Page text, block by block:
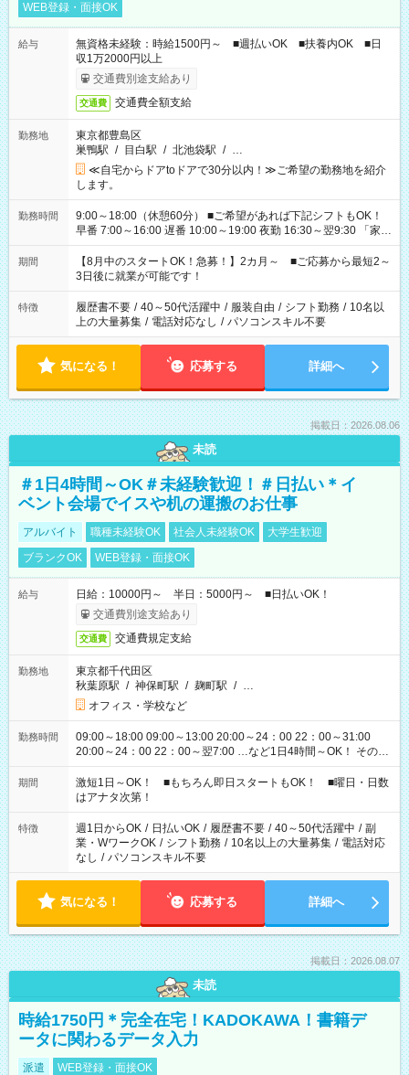
WEB登録・面接OK
給与
無資格未経験：時給1500円～ ■週払いOK ■扶養内OK ■日
収1万2000円以上
交通費別途支給あり
交通費 交通費全額支給
勤務地
東京都豊島区
巣鴨駅 / 目白駅 / 北池袋駅 / …
≪自宅からドアtoドアで30分以内！≫ご希望の勤務地を紹介
します。
勤務時間
9:00～18:00（休憩60分） ■ご希望があれば下記シフトもOK！
早番 7:00～16:00 遅番 10:00～19:00 夜勤 16:30～翌9:30 「家族
と休みを合わせたい」 「余裕を持って夕飯の準備がしたい」
「できれば残業はしたくない」 など、ご希望を教えてください
ね。 ※Wワーク希望の方へ 今ご覧のお仕事で希望する勤務時間
と、もう1つのお仕事の勤務時間。 合計で週40時間を超える場
合は応募できません。
期間
【8月中のスタートOK！急募！】2カ月～ ■ご応募から最短2～
3日後に就業が可能です！
特徴 履歴書不要 / 40～50代活躍中 / 服装自由 / シフト勤務 / 10名以
上の大量募集 / 電話対応なし / パソコンスキル不要
気になる！ 応募する 詳細へ
掲載日：2026.08.06
未読
＃1日4時間～OK＃未経験歓迎！＃日払い＊イ
ベント会場でイスや机の運搬のお仕事
アルバイト 職種未経験OK 社会人未経験OK
大学生歓迎
ブランクOK
WEB登録・面接OK
給与
日給：10000円～ 半日：5000円～ ■日払いOK！
交通費別途支給あり
交通費 交通費規定支給
勤務地
東京都千代田区
秋葉原駅 / 神保町駅 / 麹町駅 / …
オフィス・学校など
勤務時間
09:00～18:00 09:00～13:00 20:00～24：00 22：00～31:00
20:00～24：00 22：00～翌7:00 …など1日4時間～OK！ その他
シフトもございます！ お気軽にご相談ください！
期間
激短1日～OK！ ■もちろん即日スタートもOK！ ■曜日・日数
はアナタ次第！
特徴 週1日からOK / 日払いOK / 履歴書不要 / 40～50代活躍中 / 副
業・WワークOK / シフト勤務 / 10名以上の大量募集 / 電話対応
なし / パソコンスキル不要
気になる！ 応募する 詳細へ
掲載日：2026.08.07
未読
時給1750円＊完全在宅！KADOKAWA！書籍デ
ータに関わるデータ入力
派遣 WEB登録・面接OK